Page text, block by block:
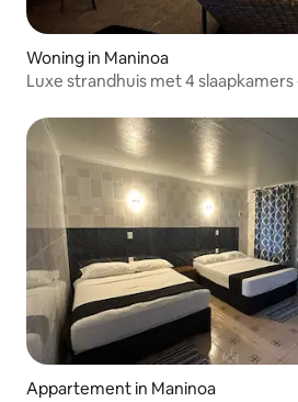
Woning in Maninoa
Luxe strandhuis met 4
Appartement in Maninoa